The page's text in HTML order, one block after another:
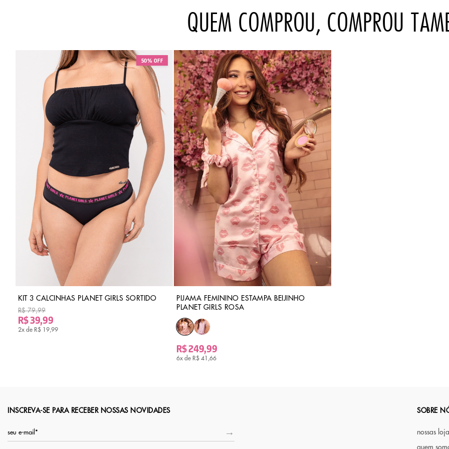
QUEM COMPROU, COMPROU
50% OFF
KIT 3 CALCINHAS PLANET GIRLS SORTIDO
R$ 79,99
R$ 39,99
2x de R$ 19,99
PIJAMA FEMININO ESTAMPA BEIJINHO
PLANET GIRLS ROSA
R$ 249,99
6x de R$ 41,66
INSCREVA-SE PARA RECEBER NOSSAS NOVIDADES SOBRE
nossas
quem